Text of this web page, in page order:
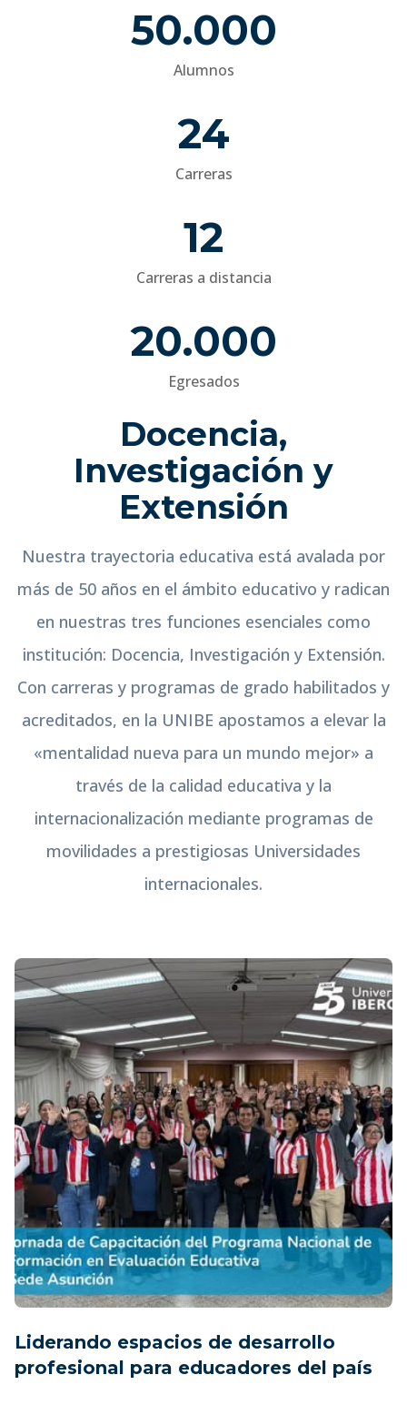
Una mentalidad nueva para un mundo mejor
50.000
Alumnos
24
Carreras
12
Carreras a distancia
20.000
Egresados
Docencia,
Investigación y
Extensión
Nuestra trayectoria educativa está avalada por
más de 50 años en el ámbito educativo y radican
en nuestras tres funciones esenciales como
institución: Docencia, Investigación y Extensión.
Con carreras y programas de grado habilitados y
«mentalidad nueva para un mundo mejor» a
través de la calidad educativa y la
internacionalización mediante programas de
movilidades a prestigiosas Universidades
internacionales.